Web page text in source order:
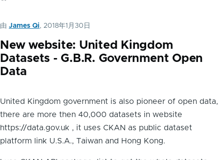
由 James Qi, 2018年1月30日
New website: United Kingdom
Datasets - G.B.R. Government Open
Data
United Kingdom government is also pioneer of open data,
there are more then 40,000 datasets in website
https://data.gov.uk , it uses CKAN as public dataset
platform link U.S.A., Taiwan and Hong Kong.